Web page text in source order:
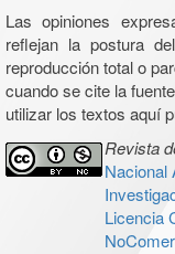
Las opiniones
reflejan la postura
reproducción total o
cuando se cite la
utilizar los textos aquí
Revista
Nacional
Licencia